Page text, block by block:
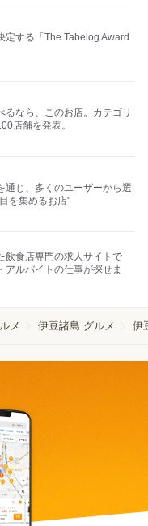
定する「The Tabelog Award
るなら、このお店。カテゴリ
店舗を発表。
通じ、多くのユーザーから選
を集めるお店"
飲食店専門の求人サイトで
アルバイトの仕事が探せま
メ 伊豆諸島 グルメ 伊